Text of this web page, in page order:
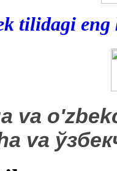
tilidagi
va
va